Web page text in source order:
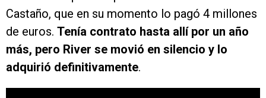
Castaño, que en su momento lo pagó 4 millones
de euros. Tenía contrato hasta allí por un año
más, pero River se movió en silencio y lo
adquirió definitivamente.